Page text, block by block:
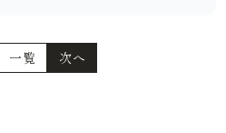
一覧 次へ